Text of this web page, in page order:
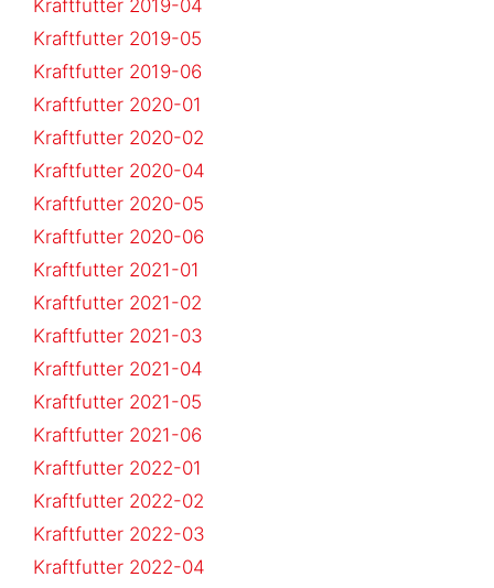
Kraftfutter 2019-04
Kraftfutter 2019-05
Kraftfutter 2019-06
Kraftfutter 2020-01
Kraftfutter 2020-02
Kraftfutter 2020-04
Kraftfutter 2020-05
Kraftfutter 2020-06
Kraftfutter 2021-01
Kraftfutter 2021-02
Kraftfutter 2021-03
Kraftfutter 2021-04
Kraftfutter 2021-05
Kraftfutter 2021-06
Kraftfutter 2022-01
Kraftfutter 2022-02
Kraftfutter 2022-03
Kraftfutter 2022-04